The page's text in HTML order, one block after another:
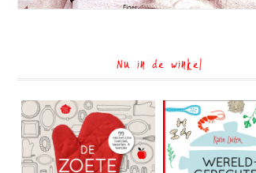
Nu in de winkel